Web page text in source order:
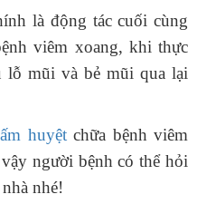
là động tác cuối cùng
viêm xoang, khi thực
lỗ mũi và bẻ mũi qua lại
huyệtchữa bệnh viêm
người bệnh có thể hỏi
nhé!